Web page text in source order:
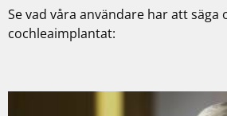
Se vad våra användare har att säga
cochleaimplantat: